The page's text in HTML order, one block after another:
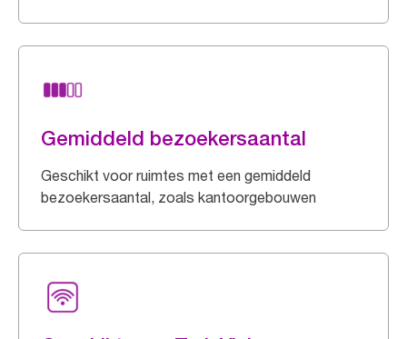
Gemiddeld bezoekersaantal
Geschikt voor ruimtes met een gemiddeld
bezoekersaantal, zoals kantoorgebouwen